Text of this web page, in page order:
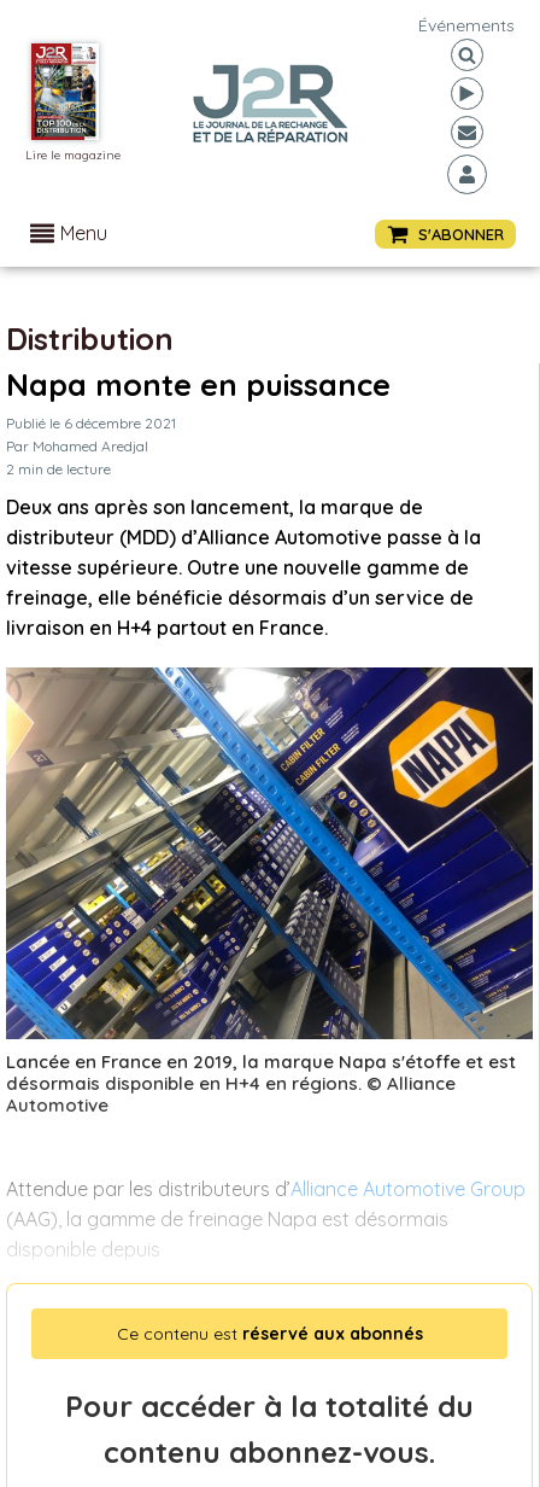
Lire le magazine
Événements
Menu S'ABONNER
Distribution
Napa monte en puissance
Publié le 6 décembre 2021
Par Mohamed Aredjal
2 min de lecture
Deux ans après son lancement, la marque de
distributeur (MDD) d’Alliance Automotive passe à la
vitesse supérieure. Outre une nouvelle gamme de
freinage, elle bénéficie désormais d’un service de
livraison en H+4 partout en France.
Lancée en France en 2019, la marque Napa s'étoffe et est
désormais disponible en H+4 en régions. © Alliance
Automotive
Attendue par les distributeurs d’Alliance Automotive Group
(AAG), la gamme de freinage Napa est désormais
disponible depuis
Ce contenu est réservé aux abonnés
Pour accéder à la totalité du
contenu abonnez-vous.